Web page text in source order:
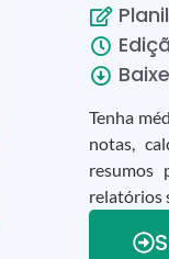
Tenha
notas,
resumos
relatórios